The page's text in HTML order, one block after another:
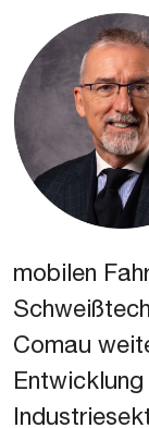
mobilen
Comau
Entwicklung